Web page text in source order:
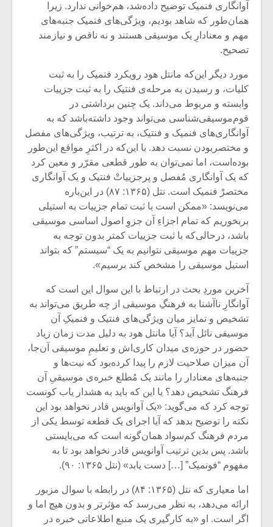
آوانگاری فنمیک توضیح داده‌شد، هم‌خوانی ندارد. زیرا
همان‌طور که شاهد بودیم، ویژگی‌های فنمیک جنبه‌های
مهم و معنادارِ یک موسیقی هستند و نه ناقص و نیازمند
تصحیح.
مورد دیگر این‌که مانتل هود رویکرد فنمیک را به ثبت
کلیات، و رسیدن به مرحله‌ی فنتیک را به ثبت جزییات
وابسته و مربوط می‌داند. یک چنین برداشتی در
قوم‌موسیقی‌شناسی می‌تواند وجود داشته‌باشد که به
آوانگاری‌های فنمیک و فنتیک، به ترتیب، ویژگی‌های مفصل
و مختصربودن نسبت ‌دهد. با این‌که در اکثرِ مواقع این‌طور
بوده‌است، اما نمی‌توان به طور قطعی مقرّر و معین کرد
که یک آوانگاری مُفصل و پرجزییاتْ فنتیک و یک آوانگاری
مختصرْ فنمیک است. نتل (۱۳۶۵: ۸۷) در این‌باره
می‌نویسد: «ممکن است با ثبت تمام جزییات به استیلی
بربخوریم که تمام اجزاءِ آن جزوِ اصول اساسی موسیقی
باشد، درحالی‌که با ثبت جزییات کمتر بدون توجه به
جزییات مهم موسیقی نتوانیم به یک “سیستم” که بتواند
استیل موسیقی را مشخص کند برسیم».
آخرین موردِ بحث در ارتباط با این سوال این است که
آوانگارِ ناآشنا به فرهنگِ موسیقی از چه طریق می‌تواند به
تشخیص و تمایز میان ویژگی‌های فنتیک و فنمیکِ آن
موسیقی نائل آید؟ آیا مانتل هود به دلیل مدت زمان زیاد
حضور در حوزه‌ی میدان کاری‌اش و تعلیمِ موسیقی آن‌جا،
آن میزان صلاحیت لازم را پیدا کرده‌بود که نیت‌ها و
جنبه‌های معنادار را مانند یک مُطلع خبره‌ی موسیقیِ آن
فرهنگ تشخیص دهد؟ یا این که باید به هشدار یاب کونست
توجه کرد که می‌گوید: «یک آوانویس قادر نخواهد بود این
نکته را توضیح بدهد که آیا اجرای یک قطعه توسط یکی از
مردم فرهنگ کم‌سواد همان‌گونه است که می‌بایستی
باشد. پس بدین ترتیب آوانویس قادر نخواهد بود تا به
مفهوم “فونمیک” […] دست یابد» (نتل ۱۳۶۵: ۹۰).
اما معیاری که نتل (۱۳۶۵: ۸۴) در رابطه با سوال مزبور
ارائه می‌دهد، به نظر می‌رسد که مؤثرتر و بدون هیچ اما و
اگر است. او «به کارگیری یک منبع اطلاعاتی خبره در
میکلوش روژا
یادداشتی بر موسیقی
متن فیلم «متری
شیش و نیم»
اگر نمی توانی
مشهورترین باشی،
بدنام ترین باش
موریس ژار
دوره